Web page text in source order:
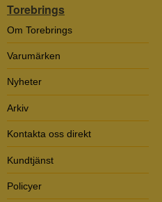
Torebrings
Om Torebrings
Varumärken
Nyheter
Arkiv
Kontakta oss direkt
Kundtjänst
Policyer